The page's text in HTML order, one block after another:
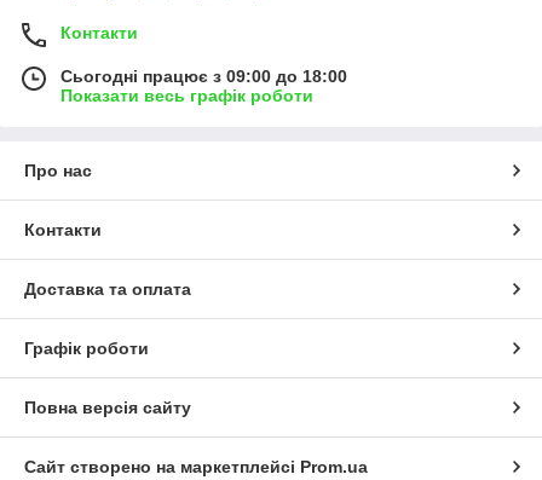
Контакти
Сьогодні працює з 09:00 до 18:00
Показати весь графік роботи
Про нас
Контакти
Доставка та оплата
Графік роботи
Повна версія сайту
Сайт створено на маркетплейсі Prom.ua